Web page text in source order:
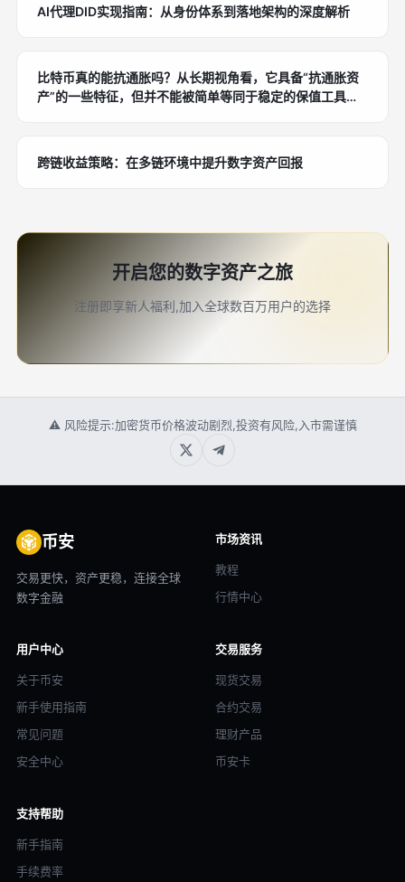
AI代理DID实现指南：从身份体系到落地架构的深度解析
比特币真的能抗通胀吗？从长期视角看，它具备“抗通胀资
产”的一些特征，但并不能被简单等同于稳定的保值工具。
更适合作为高风险配置中的一部分，而不是唯一的抗通胀答
案。
跨链收益策略：在多链环境中提升数字资产回报
开启您的数字资产之旅
注册即享新人福利,加入全球数百万用户的选择
⚠ 风险提示:加密货币价格波动剧烈,投资有风险,入市需谨慎
币安
交易更快，资产更稳，连接全球
数字金融
市场资讯
教程
行情中心
用户中心
关于币安
新手使用指南
常见问题
安全中心
交易服务
现货交易
合约交易
理财产品
币安卡
支持帮助
新手指南
手续费率